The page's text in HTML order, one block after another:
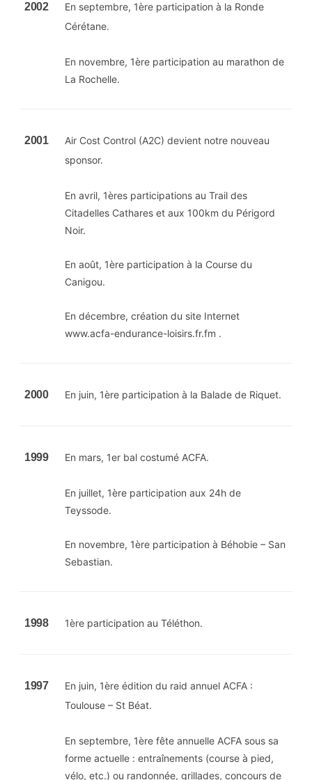
2002
En septembre, 1ère participation à la Ronde
Cérétane.
En novembre, 1ère participation au marathon de
La Rochelle.
2001
Air Cost Control (A2C) devient notre nouveau
sponsor.
En avril, 1ères participations au Trail des
Citadelles Cathares et aux 100km du Périgord
Noir.
En août, 1ère participation à la Course du
Canigou.
En décembre, création du site Internet
www.acfa-endurance-loisirs.fr.fm .
2000 En juin, 1ère participation à la Balade de Riquet.
1999 En mars, 1er bal costumé ACFA.
En juillet, 1ère participation aux 24h de
Teyssode.
En novembre, 1ère participation à Béhobie – San
Sebastian.
1998 1ère participation au Téléthon.
1997
En juin, 1ère édition du raid annuel ACFA :
Toulouse – St Béat.
En septembre, 1ère fête annuelle ACFA sous sa
forme actuelle : entraînements (course à pied,
vélo, etc.) ou randonnée, grillades, concours de